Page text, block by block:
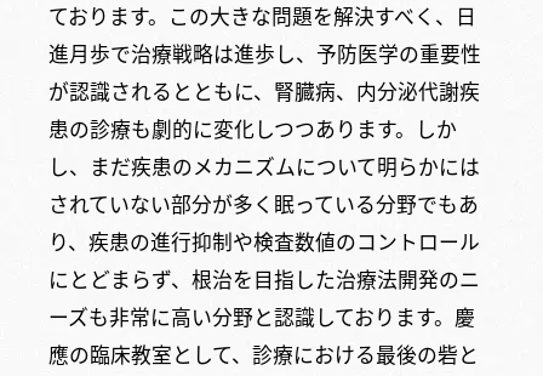
ております。この大きな問題を解決すべく、日
進月歩で治療戦略は進歩し、予防医学の重要性
が認識されるとともに、腎臓病、内分泌代謝疾
患の診療も劇的に変化しつつあります。しか
し、まだ疾患のメカニズムについて明らかには
されていない部分が多く眠っている分野でもあ
り、疾患の進行抑制や検査数値のコントロール
にとどまらず、根治を目指した治療法開発のニ
ーズも非常に高い分野と認識しております。慶
應の臨床教室として、診療における最後の砦と